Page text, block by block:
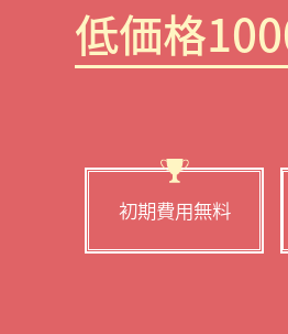
低価格
初期費用無料